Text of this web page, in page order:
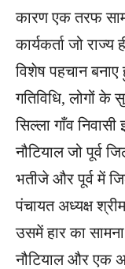
कारण एक तरफ
कार्यकर्ता जो
विशेष पहचान
गतिविधि, लोगों के
सिल्ला गाँव
नौटियाल जो पूर्व
भतीजे और पूर्व में
पंचायत अध्यक्ष
उसमें हार का
नौटियाल और एक